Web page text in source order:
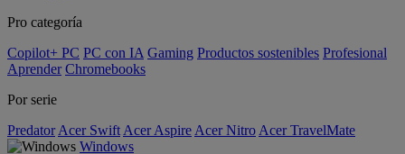
Pro categoría
Copilot+ PC PC con IA Gaming Productos sostenibles Profesional
Aprender Chromebooks
Por serie
Predator Acer Swift Acer Aspire Acer Nitro Acer TravelMate
Windows